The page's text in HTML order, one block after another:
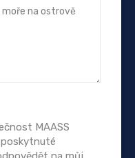
MAASS